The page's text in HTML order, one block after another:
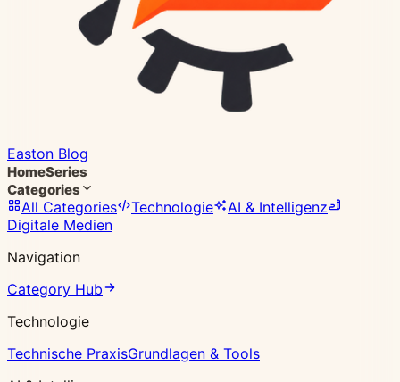
Easton Blog
HomeSeries
Categories
All Categories Technologie
AI & Intelligenz
Digitale Medien
Navigation
Category Hub
Technologie
Technische PraxisGrundlagen & Tools